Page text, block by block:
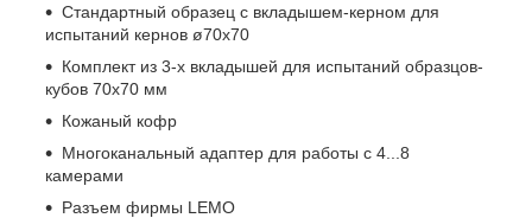
Стандартный образец с вкладышем-керном для
испытаний кернов ø70x70
Комплект из 3-х вкладышей для испытаний образцов-
кубов 70х70 мм
Кожаный кофр
Многоканальный адаптер для работы с 4...8
камерами
Разъем фирмы LEMO